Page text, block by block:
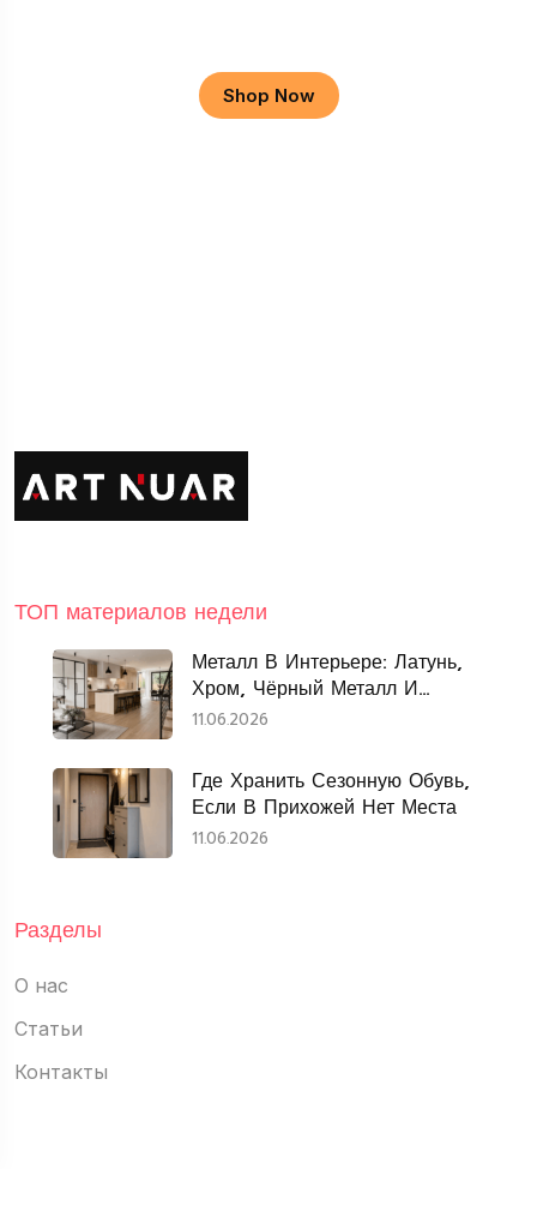
Shop Now
ТОП материалов недели
Металл В Интерьере: Латунь,
Хром, Чёрный Металл И
Нержавеющая Сталь
11.06.2026
Где Хранить Сезонную Обувь,
Если В Прихожей Нет Места
11.06.2026
Разделы
О нас
Статьи
Контакты